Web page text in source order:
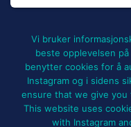
NYHETER
ARRANGEMENTER OG
Vi bruker
beste opplevelsen
benytter cookies for å
Instagram og i sidens
ensure that we give
This website uses
with Instagram